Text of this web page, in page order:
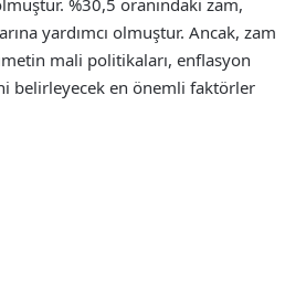
%30,5 oranındaki zam,
yardımcı olmuştur. Ancak, zam
mali politikaları, enflasyon
belirleyecek en önemli faktörler